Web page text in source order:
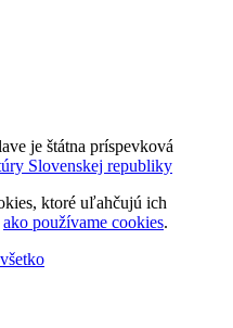
je štátna príspevková
ktoré uľahčujú ich
ako používame cookies.